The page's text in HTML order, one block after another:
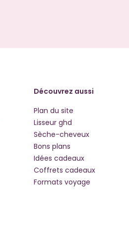
Découvrez aussi
Plan du site
Lisseur ghd
Sèche-cheveux
Bons plans
Idées cadeaux
Coffrets cadeaux
Formats voyage